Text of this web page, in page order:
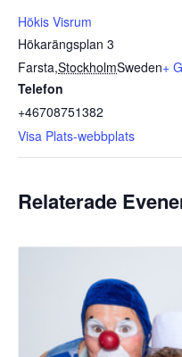
Hökis Visrum
Hökarängsplan 3
Farsta,StockholmSweden+
Telefon
+46708751382
Visa Plats-webbplats
Relaterade